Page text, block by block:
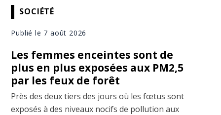
SOCIÉTÉ
Publié le 7 août 2026
Les femmes enceintes sont de
plus en plus exposées aux PM2,5
par les feux de forêt
Près des deux tiers des jours où les fœtus sont
exposés à des niveaux nocifs de pollution aux